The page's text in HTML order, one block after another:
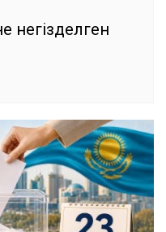
негізделген